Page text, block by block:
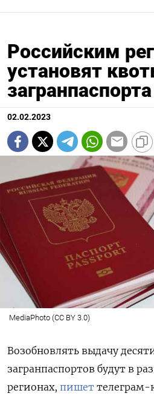
Российским
установят
загранпаспорта
02.02.2023
MediaPhoto (CC BY 3.0)
Возобновлять выдачу
загранпаспортов будут в
регионах, пишет телеграм-